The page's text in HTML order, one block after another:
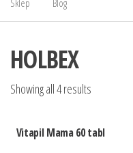
HOLBEX
Showing all 4 results
Vitapil Mama 60 tabl